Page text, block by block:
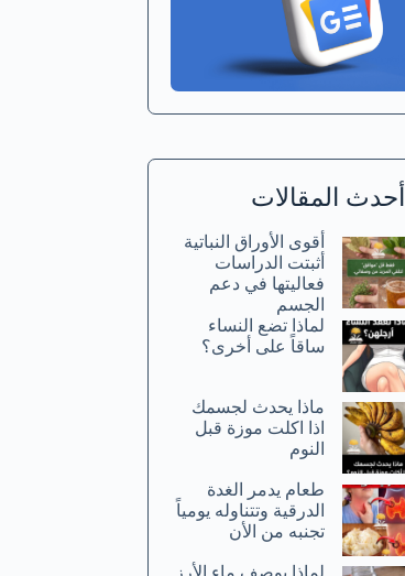
أحدث المقالات
أقوى الأوراق النباتية
أثبتت الدراسات
فعاليتها في دعم
الجسم
لماذا تضع النساء
ساقاً على أخرى؟
ماذا يحدث لجسمك
اذا اكلت موزة قبل
النوم
طعام يدمر الغدة
الدرقية وتتناوله يومياً
تجنبه من الأن
لماذا يوصف ماء الأرز